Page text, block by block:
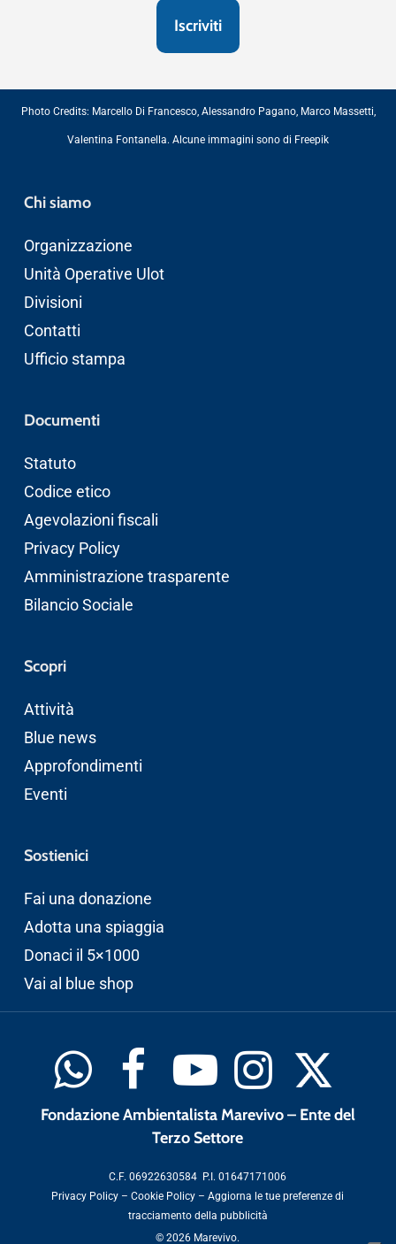
Photo Credits: Marcello Di Francesco, Alessandro Pagano, Marco Massetti,
Valentina Fontanella. Alcune immagini sono di Freepik
Chi siamo
Organizzazione
Unità Operative Ulot
Divisioni
Contatti
Ufficio stampa
Documenti
Statuto
Codice etico
Agevolazioni fiscali
Privacy Policy
Amministrazione trasparente
Bilancio Sociale
Scopri
Attività
Blue news
Approfondimenti
Eventi
Sostienici
Fai una donazione
Adotta una spiaggia
Donaci il 5×1000
Vai al blue shop
Fondazione Ambientalista Marevivo – Ente del
Terzo Settore
C.F. 06922630584 P.I. 01647171006
Privacy Policy –Cookie Policy –Aggiorna le tue preferenze di
tracciamento della pubblicità
© 2026 Marevivo.